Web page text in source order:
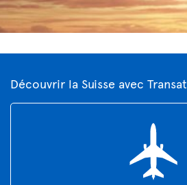
Découvrir la Suisse avec Transat